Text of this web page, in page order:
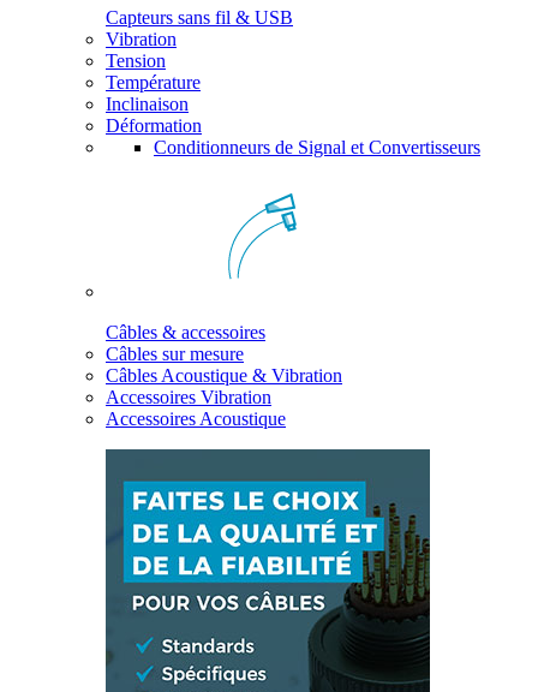
Capteurs sans fil & USB
Vibration
Tension
Température
Inclinaison
Déformation
Conditionneurs de Signal et Convertisseurs
Câbles & accessoires
Câbles sur mesure
Câbles Acoustique & Vibration
Accessoires Vibration
Accessoires Acoustique